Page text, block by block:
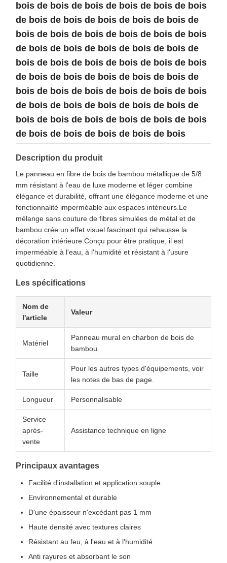
bois de bois de bois de bois de bois de bois
de bois de bois de bois de bois de bois de
bois de bois de bois de bois de bois de bois
de bois de bois de bois de bois de bois de
bois de bois de bois de bois de bois de bois
de bois de bois de bois de bois de bois de
bois de bois de bois de bois de bois de bois
de bois de bois de bois de bois de bois de
bois de bois de bois de bois de bois de bois
de bois de bois de bois de bois de bois
Description du produit
Le panneau en fibre de bois de bambou métallique de 5/8
mm résistant à l'eau de luxe moderne et léger combine
élégance et durabilité, offrant une élégance moderne et une
fonctionnalité imperméable aux espaces intérieurs.Le
mélange sans couture de fibres simulées de métal et de
bambou crée un effet visuel fascinant qui rehausse la
décoration intérieure.Conçu pour être pratique, il est
imperméable à l'eau, à l'humidité et résistant à l'usure
quotidienne.
Les spécifications
Nom de
l'article
Valeur
Matériel
Panneau mural en charbon de bois de
bambou
Taille
Pour les autres types d'équipements, voir
les notes de bas de page.
Longueur Personnalisable
Service
après-
vente
Assistance technique en ligne
Principaux avantages
Facilité d'installation et application souple
Environnemental et durable
D'une épaisseur n'excédant pas 1 mm
Haute densité avec textures claires
Résistant au feu, à l'eau et à l'humidité
Anti rayures et absorbant le son